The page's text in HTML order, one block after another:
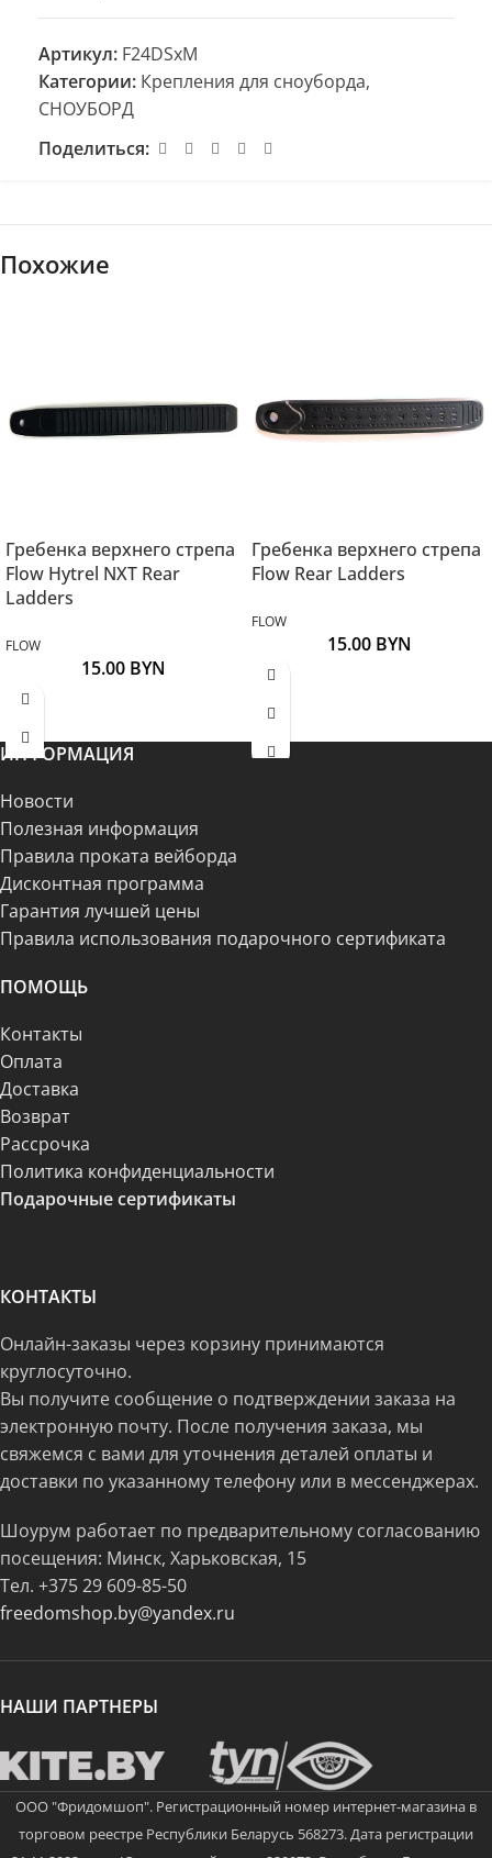
Артикул: F24DSxM
Категории: Крепления для сноуборда,
СНОУБОРД
Поделиться:
Похожие
Гребенка верхнего стрепа
Flow Hytrel NXT Rear
Ladders
FLOW
15.00 BYN
Гребенка верхнего стрепа
Flow Rear Ladders
FLOW
15.00 BYN
ИНФОРМАЦИЯ
Новости
Полезная информация
Правила проката вейборда
Дисконтная программа
Гарантия лучшей цены
Правила использования подарочного сертификата
ПОМОЩЬ
Контакты
Оплата
Доставка
Возврат
Рассрочка
Политика конфиденциальности
Подарочные сертификаты
КОНТАКТЫ
Онлайн-заказы через корзину принимаются
круглосуточно.
Вы получите сообщение о подтверждении заказа на
электронную почту. После получения заказа, мы
свяжемся с вами для уточнения деталей оплаты и
доставки по указанному телефону или в мессенджерах.
Шоурум работает по предварительному согласованию
посещения: Минск, Харьковская, 15
Тел. +375 29 609-85-50
freedomshop.by@yandex.ru
НАШИ ПАРТНЕРЫ
ООО "Фридомшоп". Регистрационный номер интернет-магазина в
торговом реестре Республики Беларусь 568273. Дата регистрации